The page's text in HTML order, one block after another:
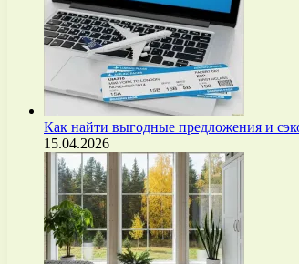
Как найти выгодные предложения и
15.04.2026